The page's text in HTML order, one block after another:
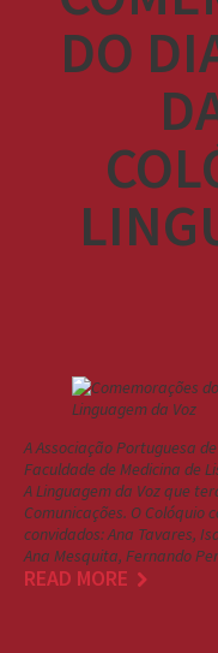
DO
A Associação Portuguesa
Faculdade de Medicina de
A Linguagem da Voz que
Comunicações. O Colóquio
convidados: Ana Tavares,
Ana Mesquita, Fernando
READ MORE